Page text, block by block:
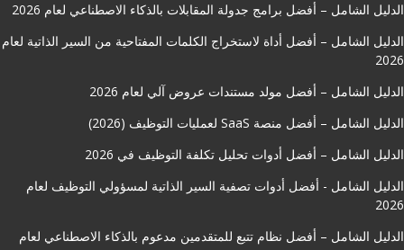
الدليل الشامل – أفضل برامج جدولة المقابلات بالذكاء الاصطناعي لعام 2026
الدليل الشامل – أفضل أداة لاستخراج الكلمات المفتاحية من السير الذاتية لعام
2026
الدليل الشامل – أفضل مولد مستندات عروض آلي لعام 2026
الدليل الشامل – أفضل منصة SaaS لعمليات التوظيف (2026)
الدليل الشامل – أفضل أدوات تحليل تكلفة التوظيف في 2026
الدليل الشامل - أفضل أدوات تصفية السير الذاتية لمسؤولي التوظيف لعام
2026
الدليل الشامل – أفضل نظام تتبع للمتقدمين مدعوم بالذكاء الاصطناعي لعام